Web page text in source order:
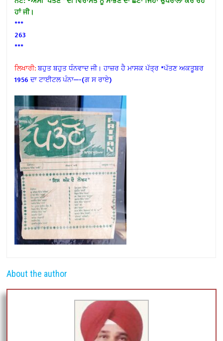
ਹਾਂ ਜੀ।
***
263
***
ਲਿਖਾਰੀ:ਬਹੁਤ ਬਹੁਤ ਧੰਨਵਾਦ ਜੀ। ਹਾਜ਼ਰ ਹੈ ਮਾਸਕ ਪੱਤ੍ਰ *ਪੱਤਣ ਅਕਤੂਬਰ
1956 ਦਾ ਟਾਈਟਲ ਪੰਨਾ—-(ਗ ਸ ਰਾਏ)
About the author